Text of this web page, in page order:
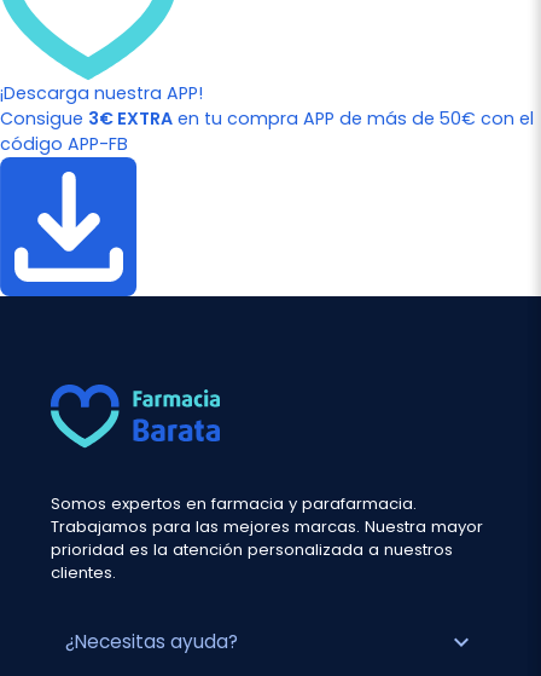
¡Descarga nuestra APP!
Consigue 3€ EXTRA en tu compra APP de más de 50€ con el
código APP-FB
Somos expertos en farmacia y parafarmacia.
Trabajamos para las mejores marcas. Nuestra mayor
prioridad es la atención personalizada a nuestros
clientes.
¿Necesitas ayuda? expand_more